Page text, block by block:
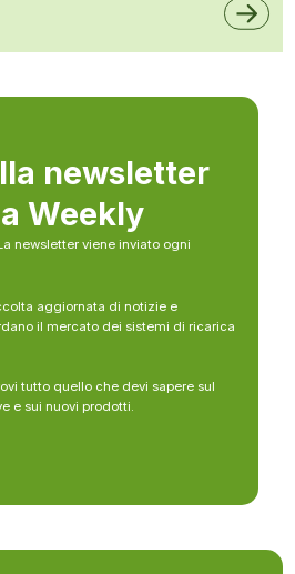
newsletter
Weekly
newsletter viene inviato ogni
aggiornata di notizie e
il mercato dei sistemi di ricarica
tutto quello che devi sapere sul
e sui nuovi prodotti.